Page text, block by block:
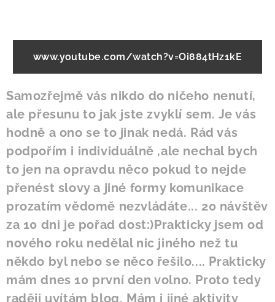
www.youtube.com/watch?v=Oi884tHz1kE
Samozřejmě vás nikdo do ničeho nenutí,
ale přesunu to jak jste zvyklí sem. Je vás
hodně a ono se to jinak nedá. Rád vás
podpořím i individuálně ,ale nechal bych
to jen na opravdu něco pokud to nejde
přenést slovy a jiné formy komunikace
prozatím vědomě nezvládáte... 20 návštěv
za 10 dni je pořad dost:)Prakticky jsem od
nového roku nedělal nic jiného než tu
někdo byl nebo se něco řešilo.... Prakticky
mám dnes 10 první den volno. Proto tedy
raději uvítám blog. Mám i jiné aktivity